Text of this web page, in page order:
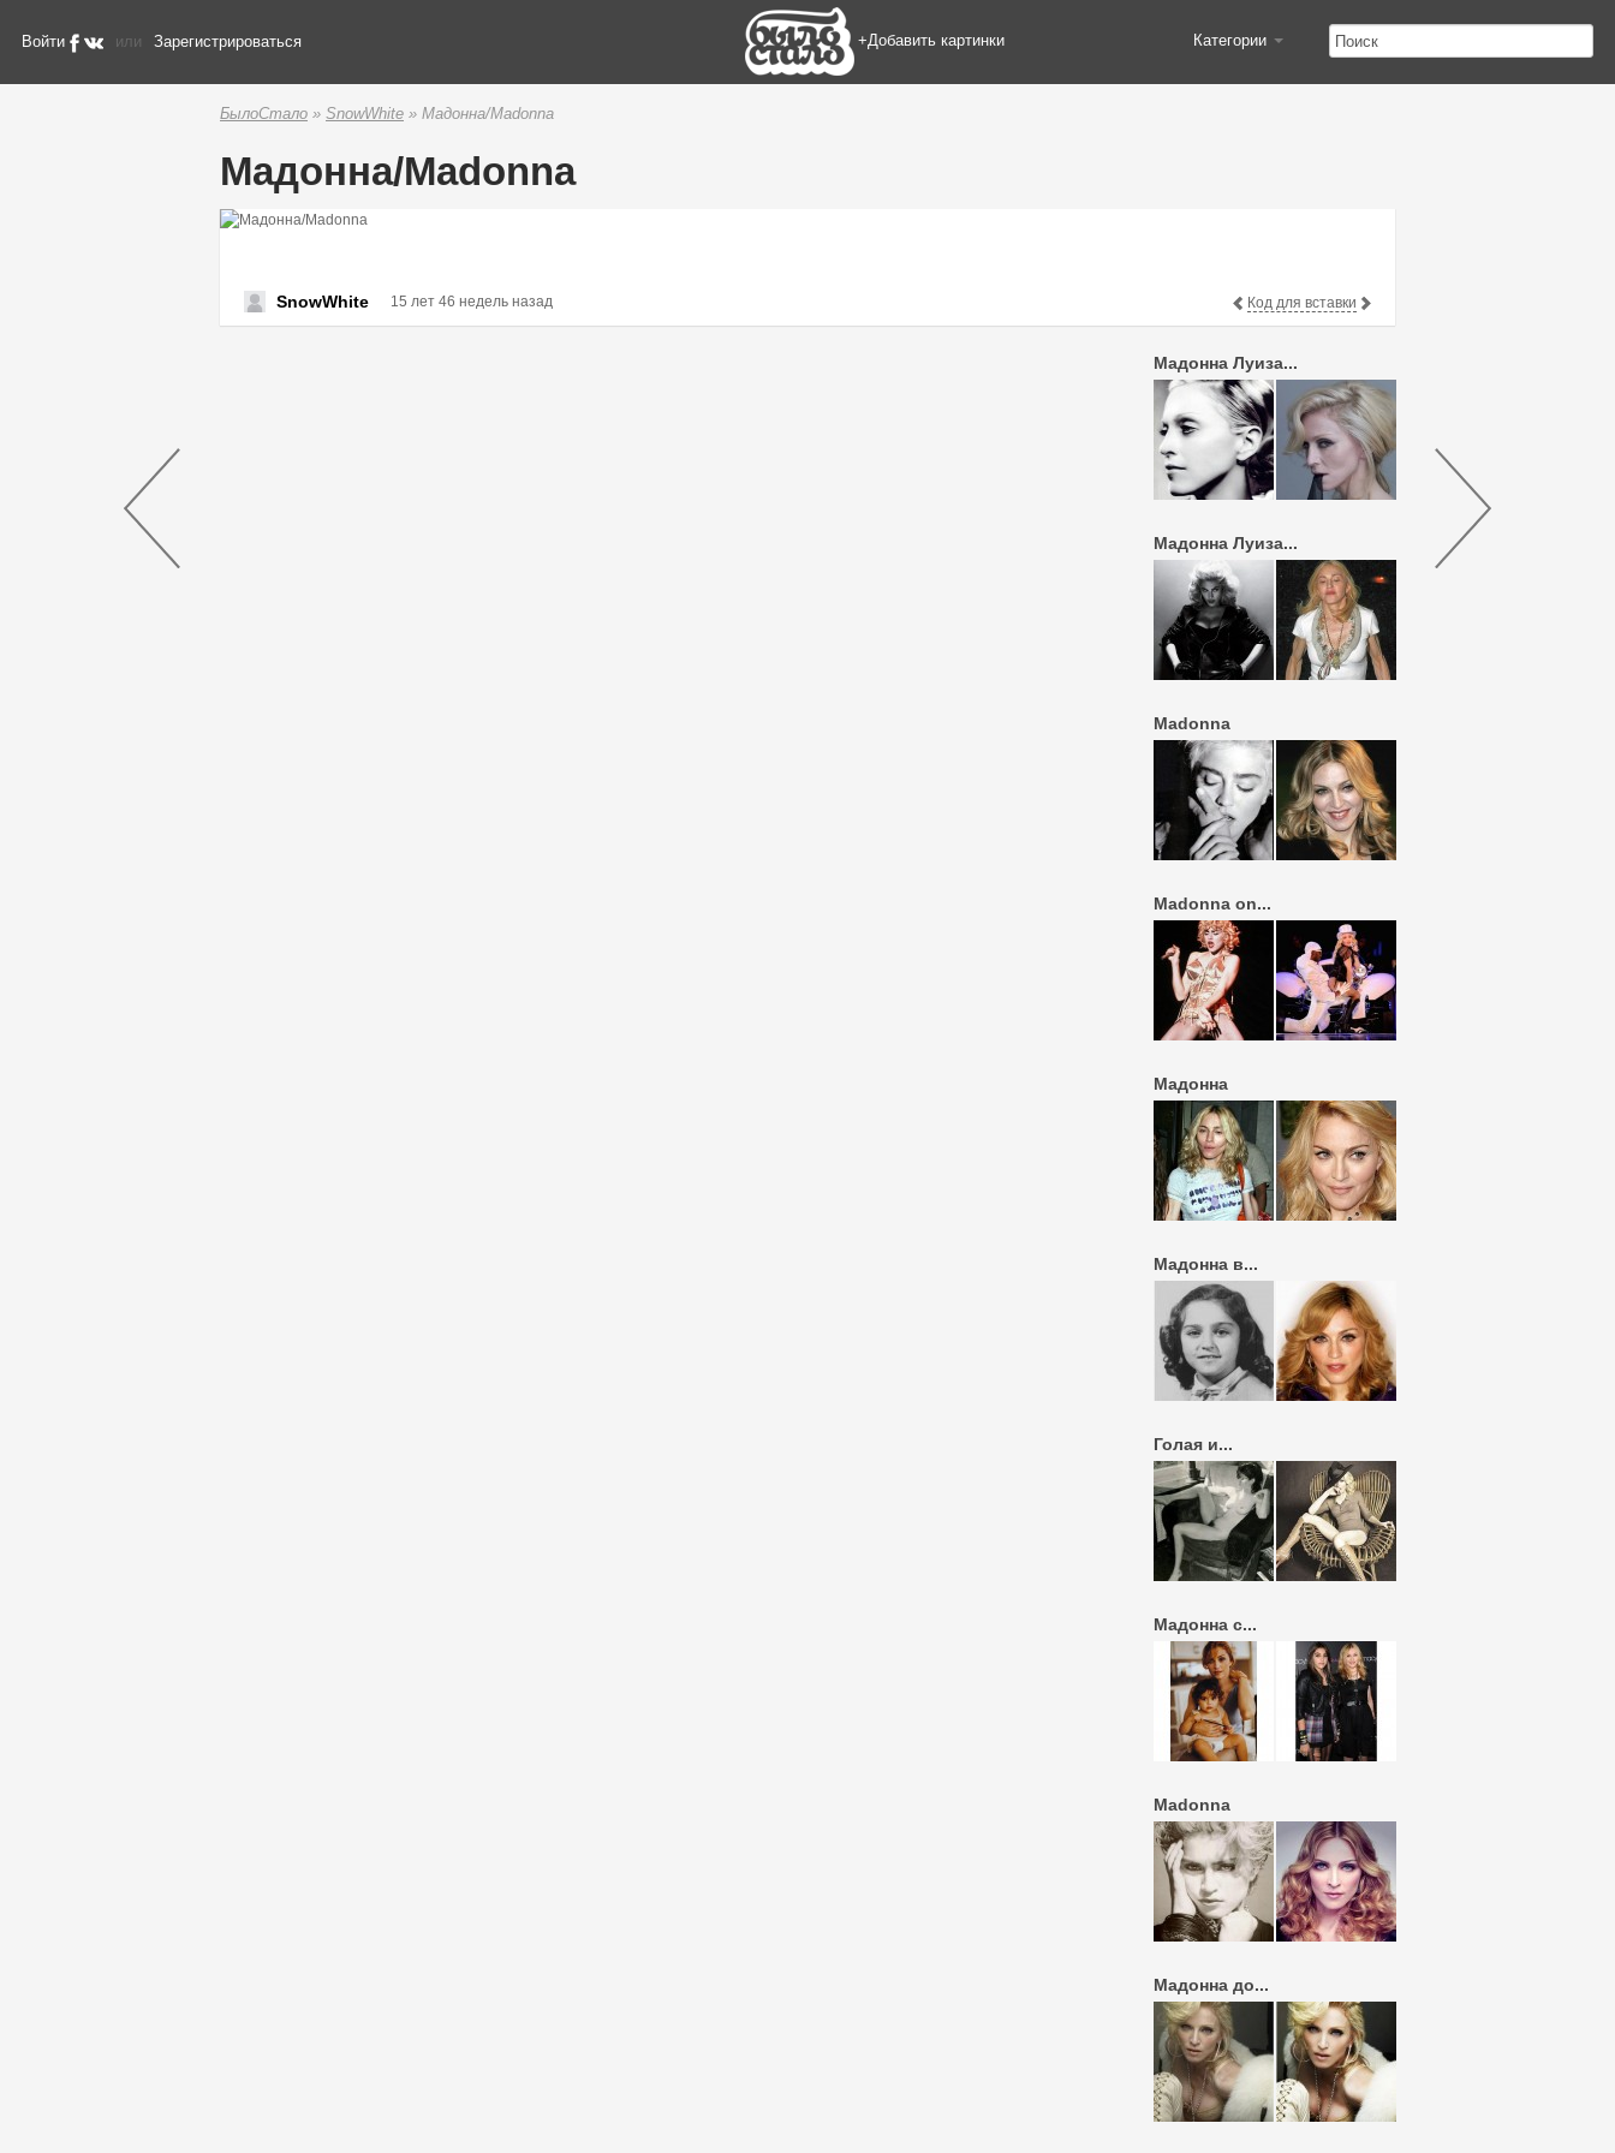
+Добавить картинки
Войти или Зарегистрироваться Категории
БылоСтало » SnowWhite » Мадонна/Madonna
Мадонна/Madonna
SnowWhite 15 лет 46 недель назад Код для вставки
Мадонна Луиза...
Мадонна Луиза...
Madonna
Madonna on...
Мадонна
Мадонна в...
Голая и...
Мадонна с...
Madonna
Мадонна до...